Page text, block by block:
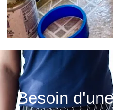
Besoin